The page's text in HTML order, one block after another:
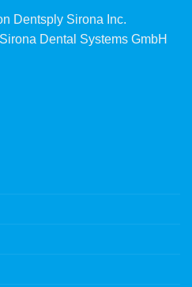
Dentsply Sirona Inc.
Dental Systems GmbH